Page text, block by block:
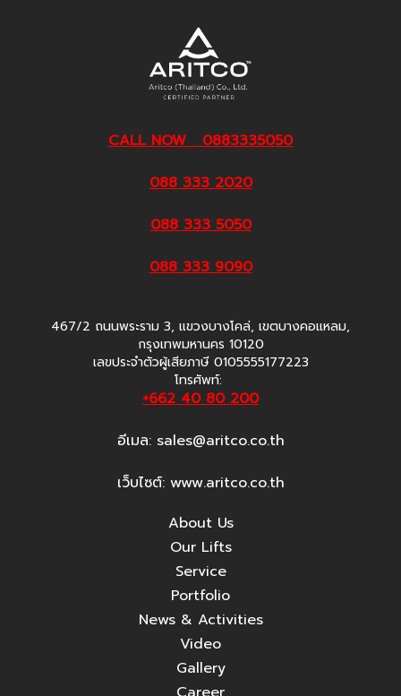
CALL NOW 0883335050
088 333 2020
088 333 5050
088 333 9090
467/2 ถนนพระราม 3, แขวงบางโคล่, เขตบางคอแหลม,
กรุงเทพมหานคร 10120
เลขประจำตัวผู้เสียภาษี 0105555177223
โทรศัพท์:
+662 40 80 200
อีเมล: sales@aritco.co.th
เว็บไซต์: www.aritco.co.th
About Us
Our Lifts
Service
Portfolio
News & Activities
Video
Gallery